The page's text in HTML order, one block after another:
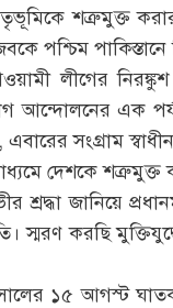
শত্রুমুক্ত
পশ্চিম
লীগের নিরঙ্কুশ
আন্দোলনের এক
সংগ্রাম
দেশকে
জানিয়ে
স্মরণ করছি
১৫ আগস্ট